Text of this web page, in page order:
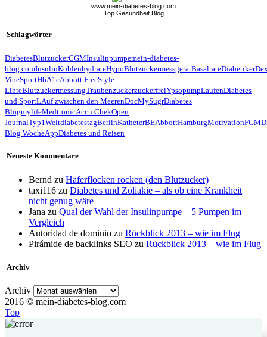
www.mein-diabetes-blog.com
Top Gesundheit Blog
Schlagwörter
DiabetesBlutzuckerCGMInsulinpumpemein-diabetes-
blog.comInsulinKohlenhydrateHypoBlutzuckermessgerätBasalrateDiabetiker
VibeSportHbA1cAbbott FreeStyle
LibreBlutzuckermessungTraubenzuckerzuckerfreiYpsopumpLaufenDiabetes
und SportLAuf zwischen den MeerenDocMySugrDiabetes
BlogmylifeMedtronicAccu ChekOpen
JournalTyp1WeltdiabetestagBerlinKatheterBEAbbottHamburgMotivationFGM
Blog WocheAppDiabetes und Reisen
Neueste Kommentare
Bernd zu Haferflocken rocken (den Blutzucker)
taxi116 zu Diabetes und Zöliakie – als ob eine Krankheit
nicht genug wäre
Jana zu Qual der Wahl der Insulinpumpe – 5 Pumpen im
Vergleich
Autoridad de dominio zu Rückblick 2013 – wie im Flug
Pirámide de backlinks SEO zu Rückblick 2013 – wie im Flug
Archiv
Archiv
2016 © mein-diabetes-blog.com
Top